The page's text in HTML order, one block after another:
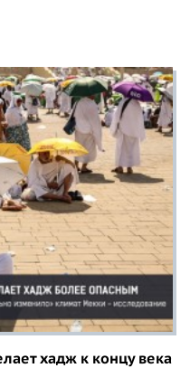
хадж к концу века